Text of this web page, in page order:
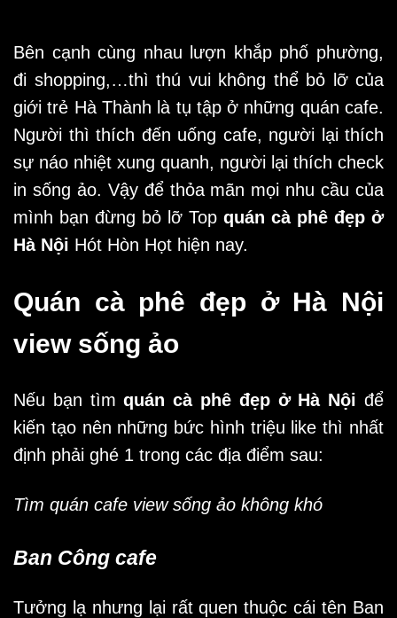
Bên cạnh cùng nhau lượn khắp phố phường,
đi shopping,…thì thú vui không thể bỏ lỡ của
giới trẻ Hà Thành là tụ tập ở những quán cafe.
Người thì thích đến uống cafe, người lại thích
sự náo nhiệt xung quanh, người lại thích check
in sống ảo. Vậy để thỏa mãn mọi nhu cầu của
mình bạn đừng bỏ lỡ Top quán cà phê đẹp ở
Hà Nội Hót Hòn Họt hiện nay.
Quán cà phê đẹp ở Hà Nội
view sống ảo
Nếu bạn tìmquán cà phê đẹp ở Hà Nộiđể
kiến tạo nên những bức hình triệu like thì nhất
định phải ghé 1 trong các địa điểm sau:
Tìm quán cafe view sống ảo không khó
Ban Công cafe
Tưởng lạ nhưng lại rất quen thuộc cái tên Ban